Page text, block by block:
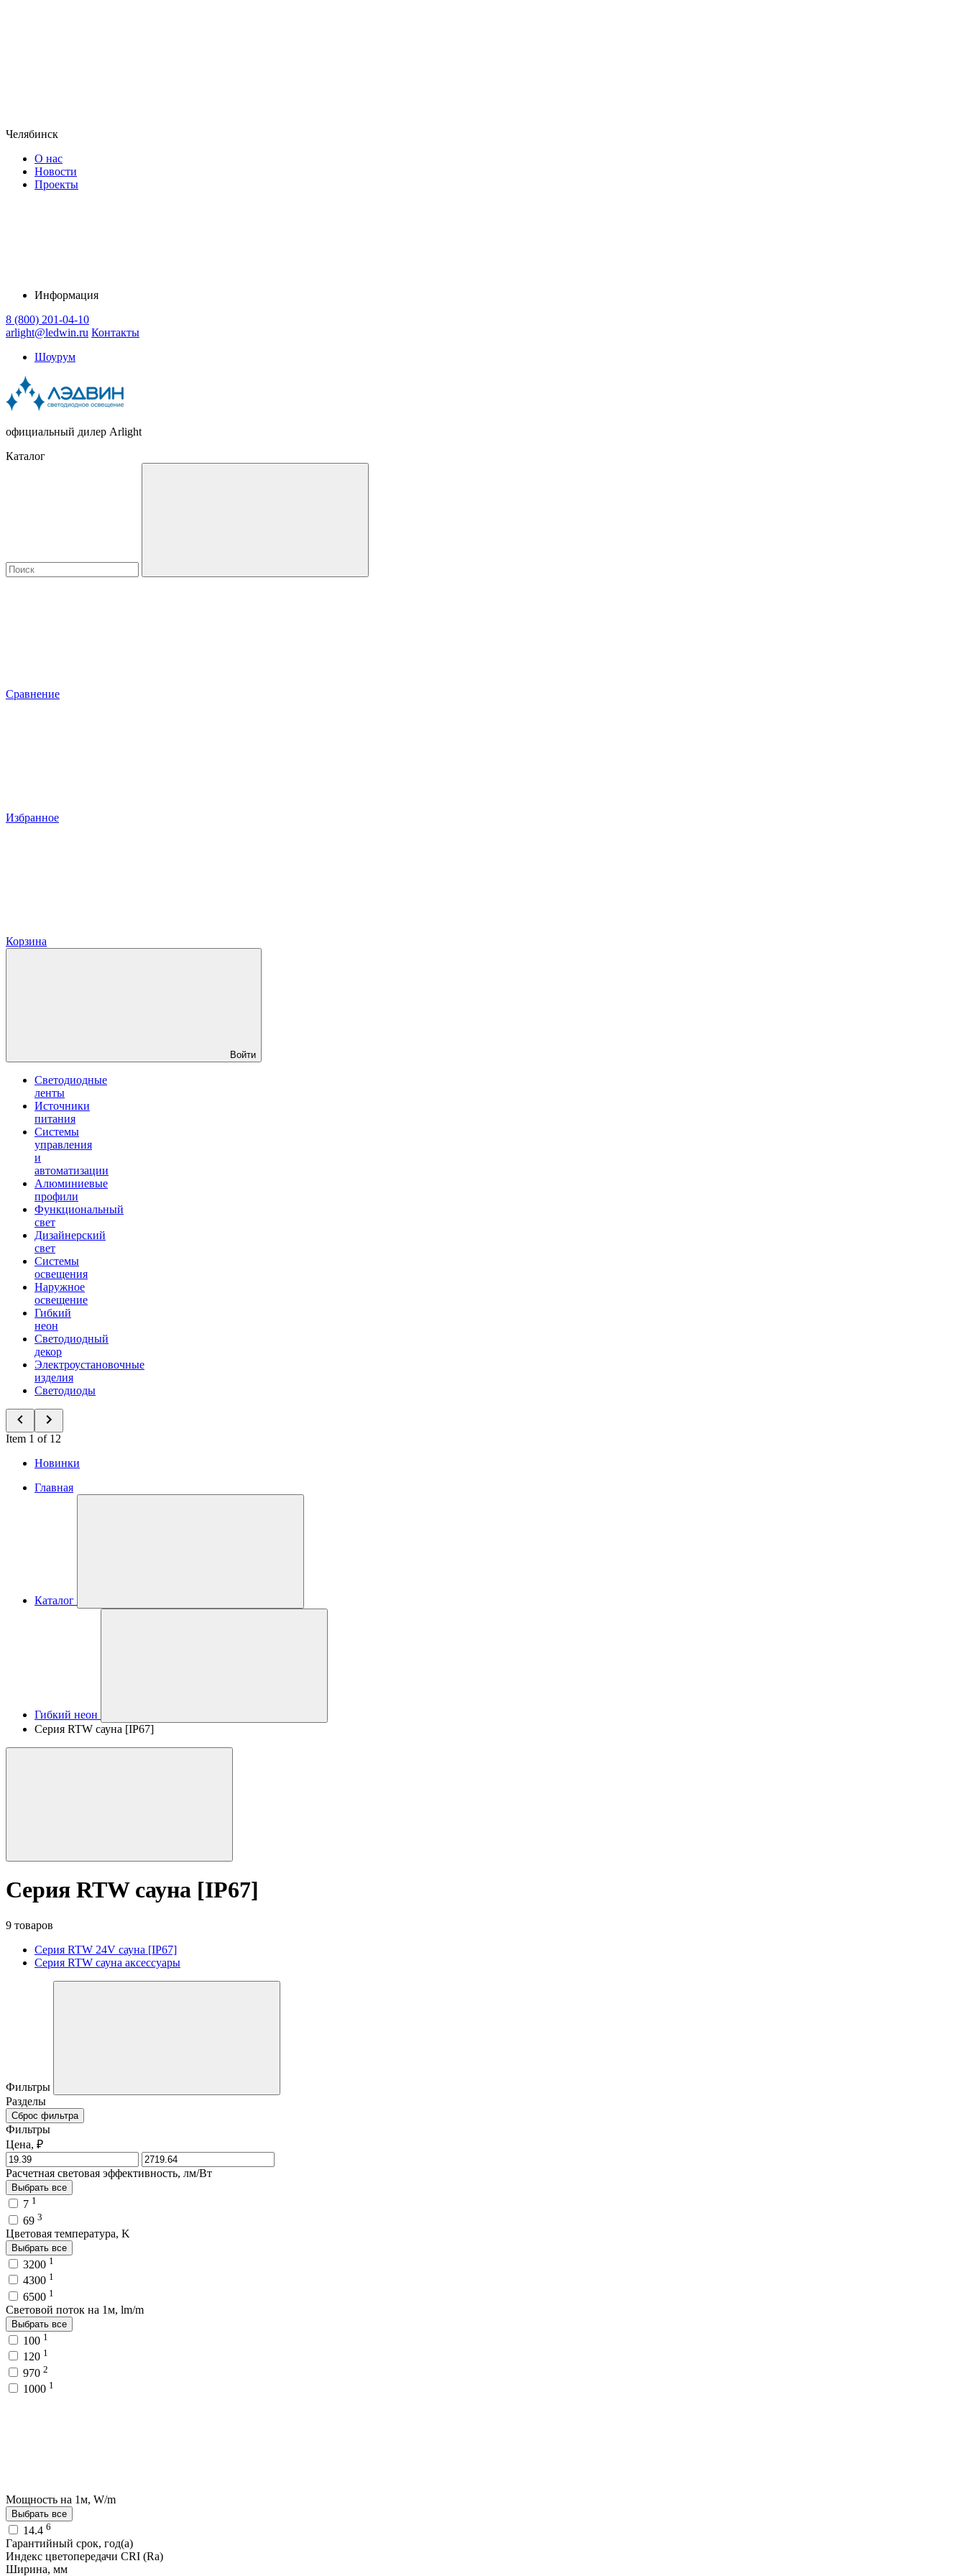
Челябинск
О нас
Новости
Проекты
Информация
8 (800) 201-04-10
arlight@ledwin.ru Контакты
Шоурум
официальный дилер Arlight
Каталог
Сравнение
Избранное
Корзина
Войти
Светодиодные
ленты
Источники
питания
Системы
управления
и
автоматизации
Алюминиевые
профили
Функциональный
свет
Дизайнерский
свет
Системы
освещения
Наружное
освещение
Гибкий
неон
Светодиодный
декор
Электроустановочные
изделия
Светодиоды
Item 1 of 12
Новинки
Главная
Каталог
Гибкий неон
Серия RTW сауна [IP67]
Серия RTW сауна [IP67]
9 товаров
Серия RTW 24V сауна [IP67]
Серия RTW сауна аксессуары
Фильтры
Разделы
Сброс фильтра
Фильтры
Цена, ₽
Расчетная световая эффективность, лм/Вт
Выбрать все
7 1
69 3
Цветовая температура, K
Выбрать все
3200 1
4300 1
6500 1
Световой поток на 1м, lm/m
Выбрать все
100 1
120 1
970 2
1000 1
Мощность на 1м, W/m
Выбрать все
14.4 6
Гарантийный срок, год(а)
Индекс цветопередачи CRI (Ra)
Ширина, мм